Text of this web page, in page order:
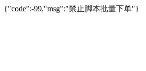
{"code":-99,"msg":"禁止脚本批量下单"}